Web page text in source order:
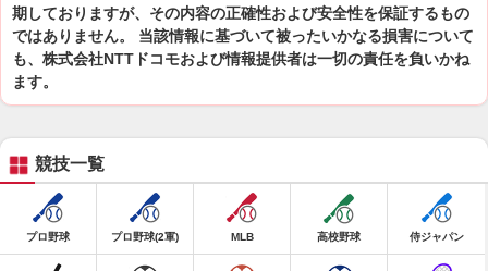
期しておりますが、その内容の正確性および安全性を保証するもの
ではありません。 当該情報に基づいて被ったいかなる損害について
も、株式会社NTTドコモおよび情報提供者は一切の責任を負いかね
ます。
競技一覧
プロ野球 プロ野球(2軍) MLB 高校野球 侍ジャパン